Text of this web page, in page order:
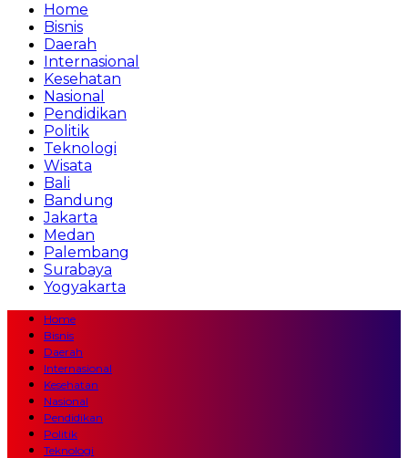
Home
Bisnis
Daerah
Internasional
Kesehatan
Nasional
Pendidikan
Politik
Teknologi
Wisata
Bali
Bandung
Jakarta
Medan
Palembang
Surabaya
Yogyakarta
Home
Bisnis
Daerah
Internasional
Kesehatan
Nasional
Pendidikan
Politik
Teknologi